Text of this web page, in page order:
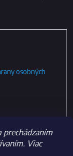
prechádzaním
Viac
osobných